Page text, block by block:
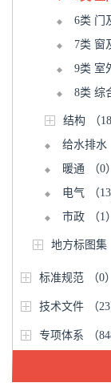
6类 门
7类 窗
9类 室
8类 综
结构
（
给水排水
暖通
（0）
电气
（
市政
（1）
地方标图集
标准规范 （0）
技术文件 （23
专项体系 （